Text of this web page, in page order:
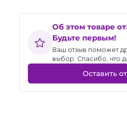
Об этом товаре
Будьте первым!
Ваш отзыв поможет
выбор. Спасибо, что
Оставить